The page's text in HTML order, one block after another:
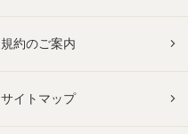
規約のご案内
サイトマップ